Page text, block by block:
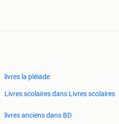
livres la pléiade
Livres scolaires dans Livres scolaires
livres anciens dans BD